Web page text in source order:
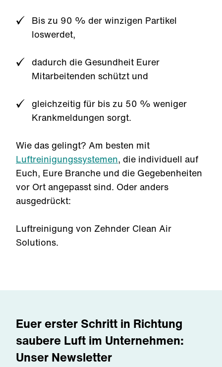
Bis zu 90 % der winzigen Partikel
loswerdet,
dadurch die Gesundheit Eurer
Mitarbeitenden schützt und
gleichzeitig für bis zu 50 % weniger
Krankmeldungen sorgt.
Wie das gelingt? Am besten mit
Luftreinigungssystemen, die individuell auf
Euch, Eure Branche und die Gegebenheiten
vor Ort angepasst sind. Oder anders
ausgedrückt:
Luftreinigung von Zehnder Clean Air
Solutions.
Euer erster Schritt in Richtung
saubere Luft im Unternehmen:
Unser Newsletter